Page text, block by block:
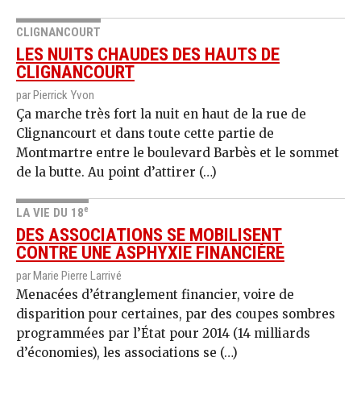
CLIGNANCOURT
LES NUITS CHAUDES DES HAUTS DE
CLIGNANCOURT
par Pierrick Yvon
Ça marche très fort la nuit en haut de la rue de
Clignancourt et dans toute cette partie de
Montmartre entre le boulevard Barbès et le sommet
de la butte. Au point d’attirer (…)
LA VIE DU 18e
DES ASSOCIATIONS SE MOBILISENT
CONTRE UNE ASPHYXIE FINANCIÈRE
par Marie Pierre Larrivé
Menacées d’étranglement financier, voire de
disparition pour certaines, par des coupes sombres
programmées par l’État pour 2014 (14 milliards
d’économies), les associations se (…)